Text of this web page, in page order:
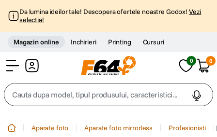
Da lumina ideilor tale! Descopera ofertele noastre Godox! Vezi
selectia!
Magazin online Inchirieri Printing Cursuri
0 0
Cauta dupa model, tipul produsului, caracteristici...
Aparate foto Aparate foto mirrorless Profesionisti